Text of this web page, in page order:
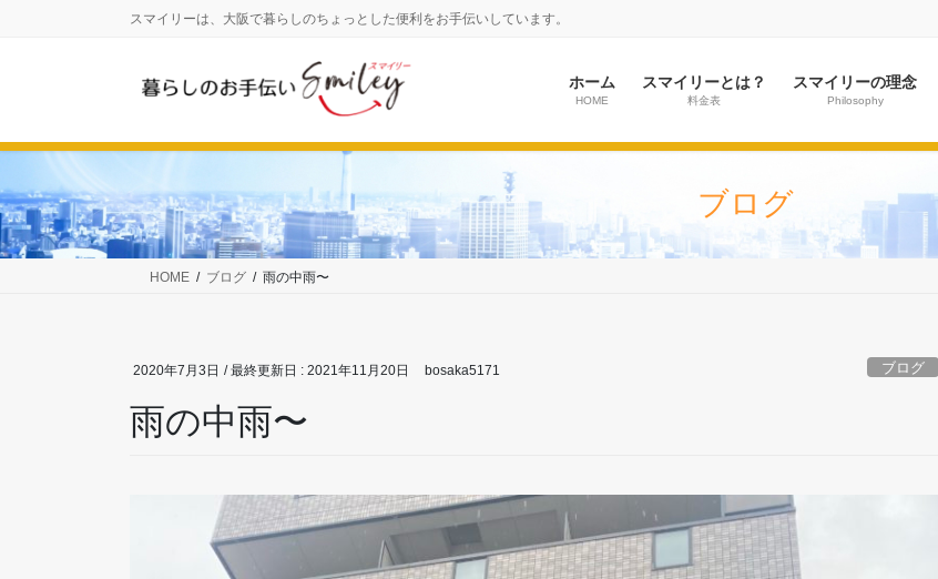
に
動
ョ
に
移
動
スマイリーは、大阪で暮らしのちょっとした便利をお手伝いしています。
ホーム
HOME
スマイリーとは？
料金表
スマイリーの理念
Philosophy
ブログ
HOME ブログ 雨の中雨〜
2020年7月3日 / 最終更新日 : 2021年11月20日 bosaka5171 ブログ
雨の中雨〜